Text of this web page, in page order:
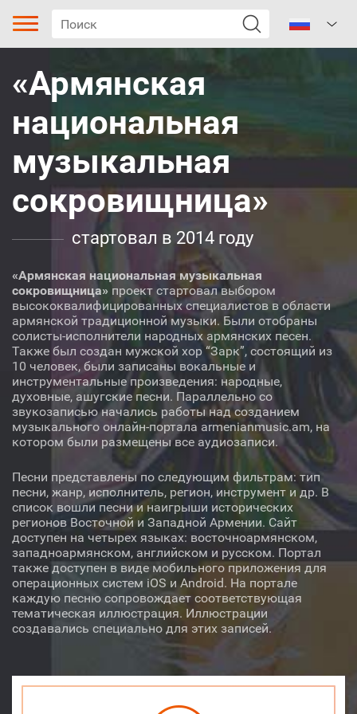
Тип песни
Регион
Автор
Исполнитель
Артур Шахназарян
Аудио Видео О нас
Библиотека Лицензия
«Армянская
национальная
музыкальная
сокровищница»
стартовал в 2014 году
«Армянская национальная музыкальная
сокровищница» проект стартовал выбором
высококвалифицированных специалистов в области
армянской традиционной музыки. Были отобраны
солисты-исполнители народных армянских песен.
Также был создан мужской хор “Зарк”, состоящий из
10 человек, были записаны вокальные и
инструментальные произведения: народные,
духовные, ашугские песни. Параллельно со
звукозаписью начались работы над созданием
музыкального онлайн-портала armenianmusic.am, на
котором были размещены все аудиозаписи.
Песни представлены по следующим фильтрам: тип
песни, жанр, исполнитель, регион, инструмент и др. В
список вошли песни и наигрыши исторических
регионов Восточной и Западной Армении. Сайт
доступен на четырех языках: восточноармянском,
западноармянском, английском и русском. Портал
также доступен в виде мобильного приложения для
операционных систем iOS и Android. На портале
каждую песню сопровождает соответствующая
тематическая иллюстрация. Иллюстрации
создавались специально для этих записей.